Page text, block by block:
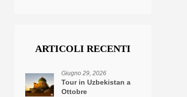
ARTICOLI RECENTI
Giugno 29, 2026
Tour in Uzbekistan a
Ottobre